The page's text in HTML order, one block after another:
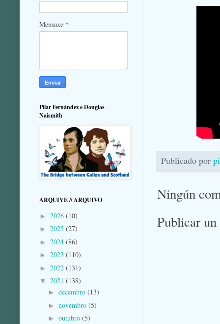
Publicado por
Ningún
Publicar
Mensaxe *
Pilar Fernández e Douglas
Naismith
ARQUIVE // ARQUIVO
► 2026 (10)
► 2025 (27)
► 2024 (86)
► 2023 (110)
► 2022 (131)
▼ 2021 (138)
► decembro (13)
► novembro (5)
► outubro (5)